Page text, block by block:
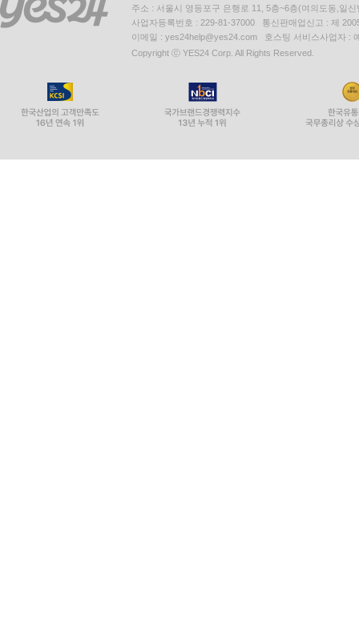
주소 : 서울시 영등포구 은행로 11, 5층~6층(여의도동,일신
사업자등록번호 : 229-81-37000 통신판매업신고 : 제
이메일 : yes24help@yes24.com 호스팅 서비스사업자 :
Copyright ⓒ YES24 Corp. All Rights Reserved.